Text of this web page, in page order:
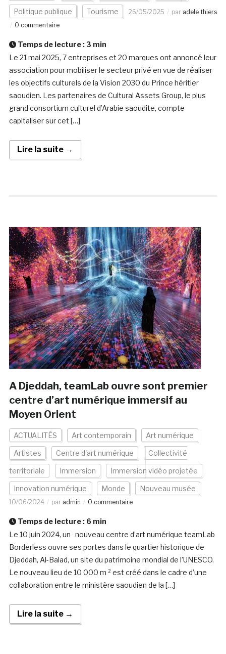
Politique publique Tourisme 26/05/2025 par adele thiers
0 commentaire
Temps de lecture : 3 min
Le 21 mai 2025, 7 entreprises et 20 marques ont annoncé leur
association pour mobiliser le secteur privé en vue de réaliser
les objectifs culturels de la Vision 2030 du Prince héritier
saoudien. Les partenaires de Cultural Assets Group, le plus
grand consortium culturel d’Arabie saoudite, compte
capitaliser sur cet […]
Lire la suite →
A Djeddah, teamLab ouvre sont premier
centre d’art numérique immersif au
Moyen Orient
ACTUALITÉS Art contemporain Art numérique
Artistes Centre d'art numérique Collectivité
territoriale Immersion Immersion vidéo projetée
Innovation numérique Monde Nouveau musée
10/06/2024 par admin 0 commentaire
Temps de lecture : 6 min
Le 10 juin 2024, un nouveau centre d’art numérique teamLab
Borderless ouvre ses portes dans le quartier historique de
Djeddah, Al-Balad, un site du patrimoine mondial de l’UNESCO.
Le nouveau lieu de 10 000 m ² est créé dans le cadre d’une
collaboration entre le ministère saoudien de la […]
Lire la suite →